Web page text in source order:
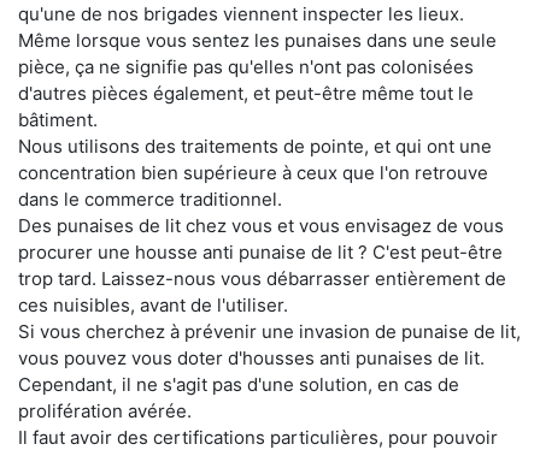
qu'une de nos brigades viennent inspecter les lieux.
Même lorsque vous sentez les punaises dans une seule
pièce, ça ne signifie pas qu'elles n'ont pas colonisées
d'autres pièces également, et peut-être même tout le
bâtiment.
Nous utilisons des traitements de pointe, et qui ont une
concentration bien supérieure à ceux que l'on retrouve
dans le commerce traditionnel.
Des punaises de lit chez vous et vous envisagez de vous
procurer une housse anti punaise de lit ? C'est peut-être
trop tard. Laissez-nous vous débarrasser entièrement de
ces nuisibles, avant de l'utiliser.
Si vous cherchez à prévenir une invasion de punaise de lit,
vous pouvez vous doter d'housses anti punaises de lit.
Cependant, il ne s'agit pas d'une solution, en cas de
prolifération avérée.
Il faut avoir des certifications particulières, pour pouvoir